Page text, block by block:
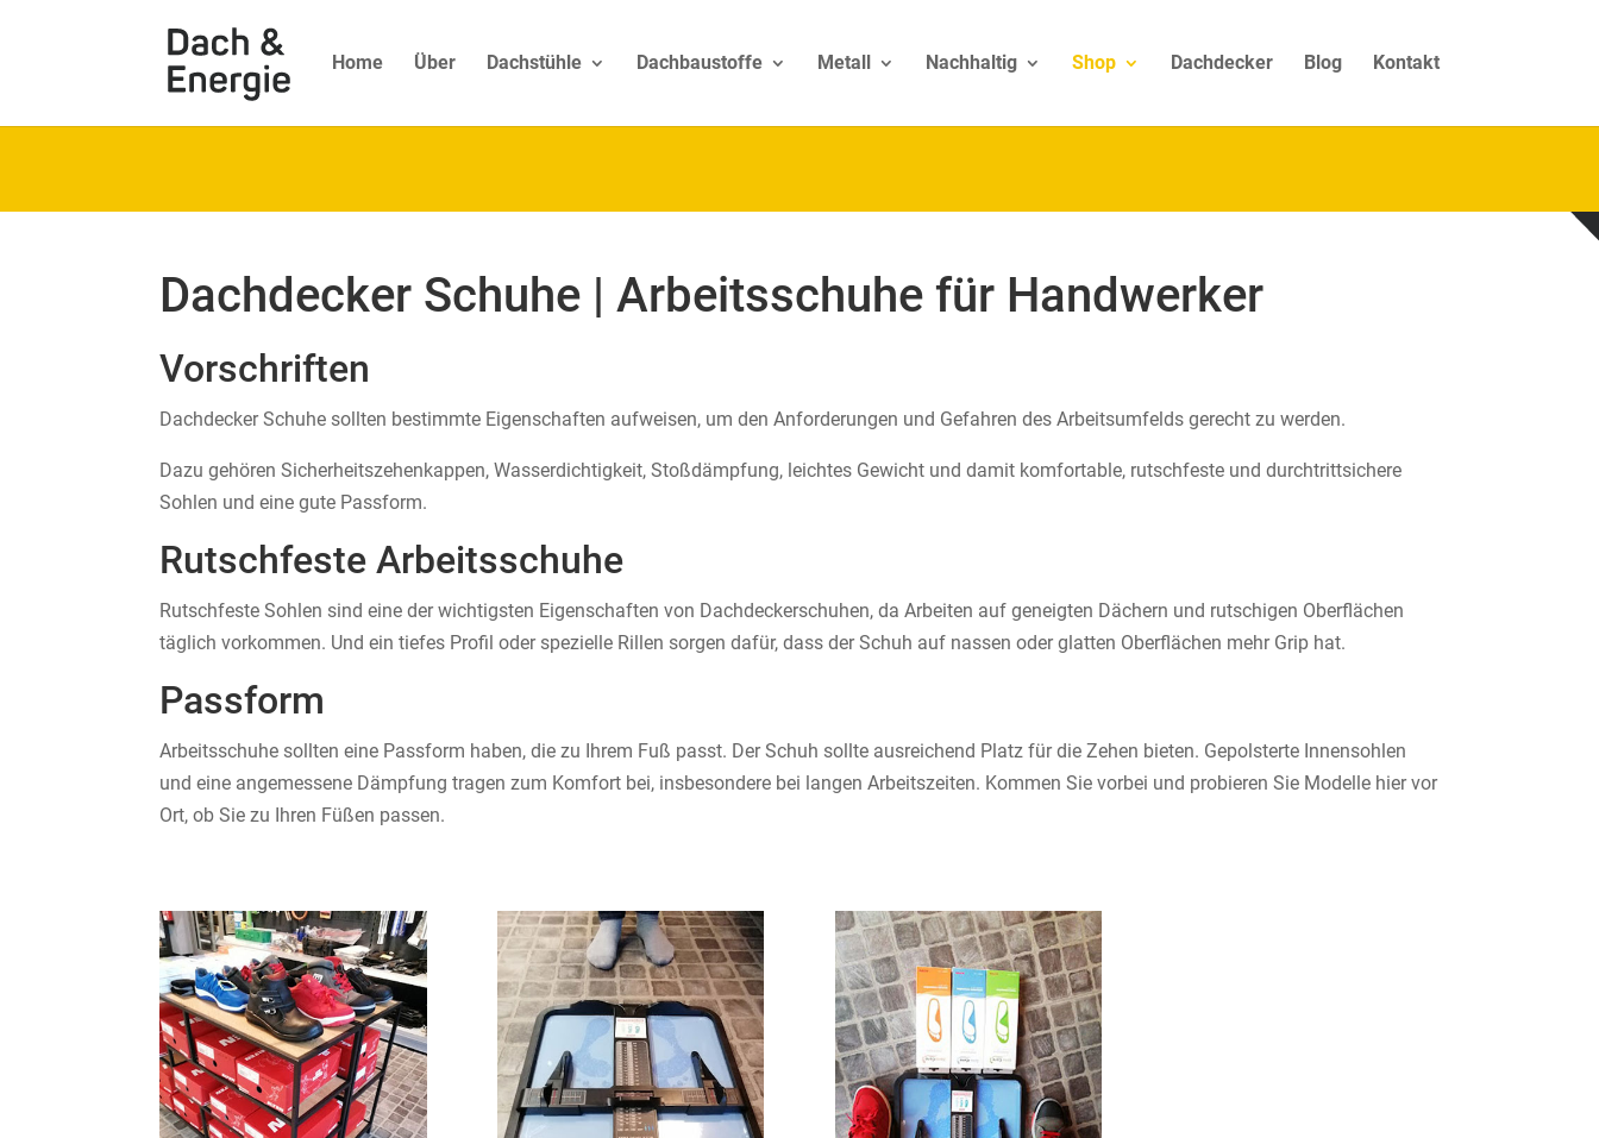
Home Über Dachstühle Dachbaustoffe Metall Nachhaltig Shop Dachdecker Blog Kontakt
Dachdecker Schuhe | Arbeitsschuhe für Handwerker
Vorschriften
Dachdecker Schuhe sollten bestimmte Eigenschaften aufweisen, um den Anforderungen und Gefahren des Arbeitsumfelds gerecht zu werden.
Dazu gehören Sicherheitszehenkappen, Wasserdichtigkeit, Stoßdämpfung, leichtes Gewicht und damit komfortable, rutschfeste und durchtrittsichere
Sohlen und eine gute Passform.
Rutschfeste Arbeitsschuhe
Rutschfeste Sohlen sind eine der wichtigsten Eigenschaften von Dachdeckerschuhen, da Arbeiten auf geneigten Dächern und rutschigen Oberflächen
täglich vorkommen. Und ein tiefes Profil oder spezielle Rillen sorgen dafür, dass der Schuh auf nassen oder glatten Oberflächen mehr Grip hat.
Passform
Arbeitsschuhe sollten eine Passform haben, die zu Ihrem Fuß passt. Der Schuh sollte ausreichend Platz für die Zehen bieten. Gepolsterte Innensohlen
und eine angemessene Dämpfung tragen zum Komfort bei, insbesondere bei langen Arbeitszeiten. Kommen Sie vorbei und probieren Sie Modelle hier vor
Ort, ob Sie zu Ihren Füßen passen.